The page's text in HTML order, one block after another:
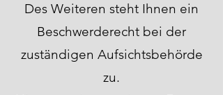
Des Weiteren steht Ihnen ein
Beschwerderecht bei der
zuständigen Aufsichtsbehörde
zu.